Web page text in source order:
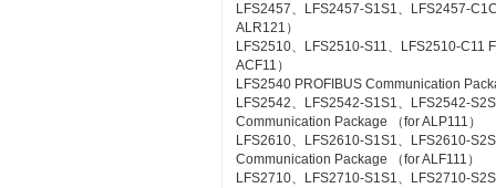
LFS2457、LFS2457-S1S1、LFS2457-
ALR121）
LFS2510、LFS2510-S11、LFS2510-C11
ACF11）
LFS2540 PROFIBUS Communication
LFS2542、LFS2542-S1S1、LFS2542-
Communication Package （for ALP111）
LFS2610、LFS2610-S1S1、LFS2610-
Communication Package （for ALF111）
LFS2710、LFS2710-S1S1、LFS2710-